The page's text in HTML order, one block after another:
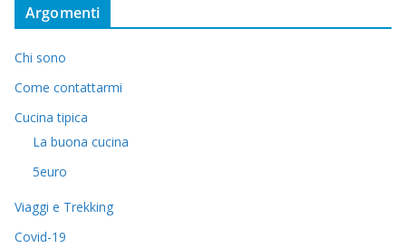
Argomenti
Chi sono
Come contattarmi
Cucina tipica
La buona cucina
5euro
Viaggi e Trekking
Covid-19